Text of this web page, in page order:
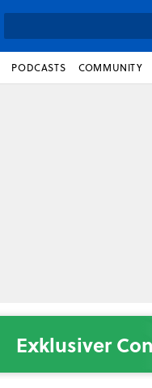
PODCASTS COMMUNITY
Exklusiver